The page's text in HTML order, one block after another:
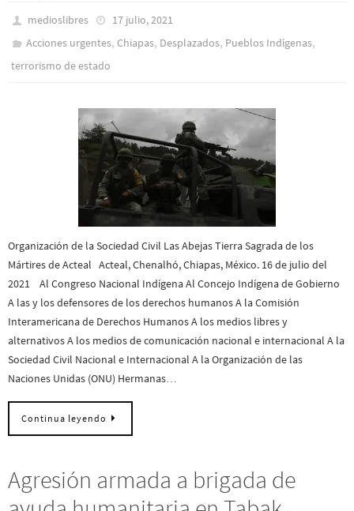
medioslibres
17 julio, 2021
Acciones urgentes,Chiapas, Desplazados, Pueblos Indí­genas,
terrorismo de estado
Organización de la Sociedad Civil Las Abejas Tierra Sagrada de los
Mártires de Acteal Acteal, Chenalhó, Chiapas, México. 16 de julio del
2021 Al Congreso Nacional Indígena Al Concejo Indígena de Gobierno
A las y los defensores de los derechos humanos A la Comisión
Interamericana de Derechos Humanos A los medios libres y
alternativos A los medios de comunicación nacional e internacional A la
Sociedad Civil Nacional e Internacional A la Organización de las
Naciones Unidas (ONU) Hermanas…
Continua leyendo
Agresión armada a brigada de